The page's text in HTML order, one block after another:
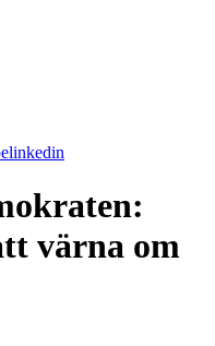
linkedin
värna om